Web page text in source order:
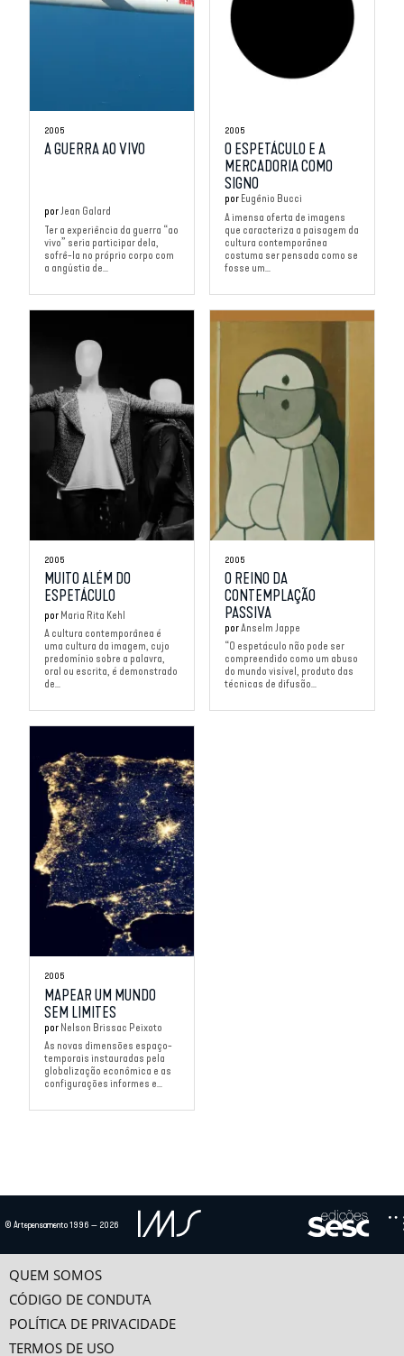
2005
A GUERRA AO VIVO
porJean Galard
Ter a experiência da guerra “ao
vivo” seria participar dela,
sofrê-la no próprio corpo com
a angústia de...
2005
O ESPETÁCULO E A
MERCADORIA COMO
SIGNO
por Eugênio Bucci
A imensa oferta de imagens
que caracteriza a paisagem da
cultura contemporânea
costuma ser pensada como se
fosse um...
2005
MUITO ALÉM DO
ESPETÁCULO
por Maria Rita Kehl
A cultura contemporânea é
uma cultura da imagem, cujo
predomínio sobre a palavra,
oral ou escrita, é demonstrado
de...
2005
O REINO DA
CONTEMPLAÇÃO
PASSIVA
porAnselm Jappe
“O espetáculo não pode ser
compreendido como um abuso
do mundo visível, produto das
técnicas de difusão...
2005
MAPEAR UM MUNDO
SEM LIMITES
por Nelson Brissac Peixoto
As novas dimensões espaço-
temporais instauradas pela
globalização econômica e as
configurações informes e...
© Artepensamento 1996 — 2026
QUEM SOMOS
CÓDIGO DE CONDUTA
POLÍTICA DE PRIVACIDADE
TERMOS DE USO